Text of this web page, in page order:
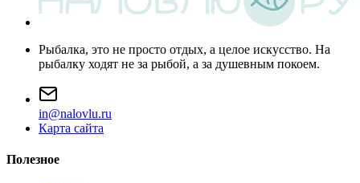
Рыбалка, это не просто отдых, а целое искусство. На
рыбалку ходят не за рыбой, а за душевным покоем.
in@nalovlu.ru
Карта сайта
Полезное